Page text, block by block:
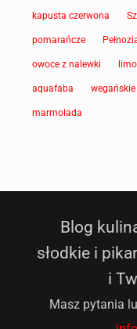
kapusta czerwona
pomarańcze
owoce z nalewki
aquafaba wegańskie
marmolada
Blog
słodkie i
i
Masz pytania